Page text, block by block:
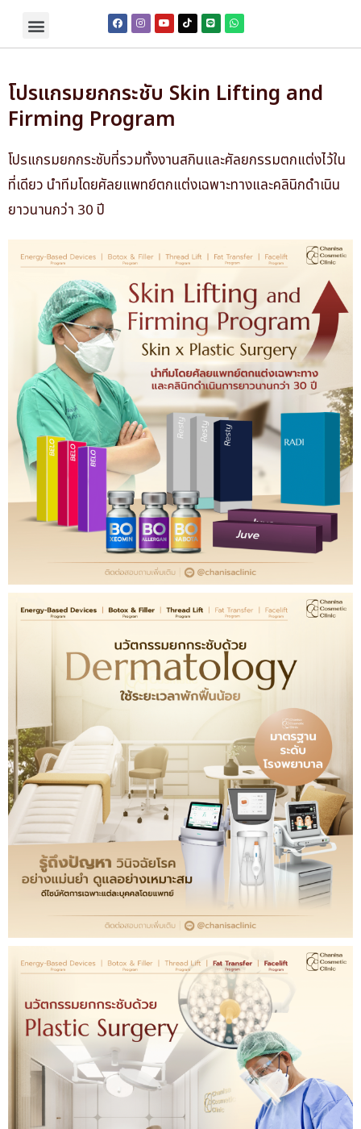
โปรแกรมยกกระชับ Skin Lifting and
Firming Program
โปรแกรมยกกระชับที่รวมทั้งงานสกินและศัลยกรรมตกแต่งไว้ใน
ที่เดียว นำทีมโดยศัลยแพทย์ตกแต่งเฉพาะทางและคลินิกดำเนิน
ยาวนานกว่า 30 ปี